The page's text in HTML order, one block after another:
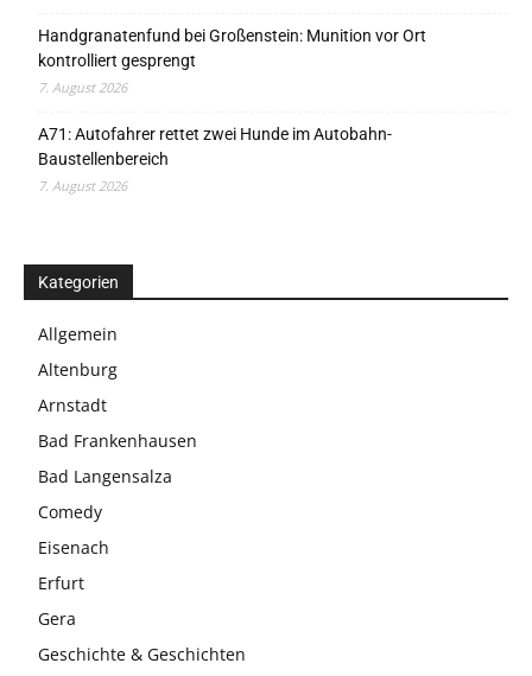
Handgranatenfund bei Großenstein: Munition vor Ort
kontrolliert gesprengt
7. August 2026
A71: Autofahrer rettet zwei Hunde im Autobahn-
Baustellenbereich
7. August 2026
Kategorien
Allgemein
Altenburg
Arnstadt
Bad Frankenhausen
Bad Langensalza
Comedy
Eisenach
Erfurt
Gera
Geschichte & Geschichten